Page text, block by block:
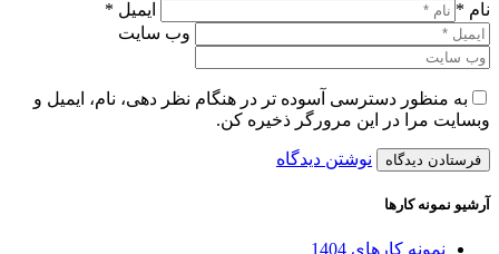
نام *
ایمیل *
وب سایت
به منظور دسترسی آسوده تر در هنگام نظر دهی، نام، ایمیل و
وبسایت مرا در این مرورگر ذخیره کن.
نوشتن دیدگاه
آرشیو نمونه کارها
نمونه کارهای 1404